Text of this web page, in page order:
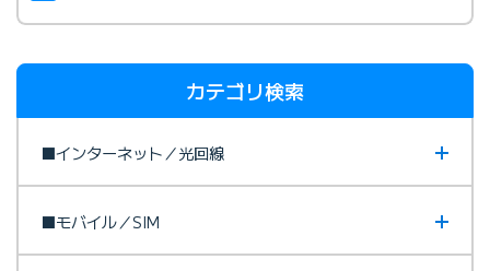
カテゴリ検索
■インターネット／光回線
■モバイル／SIM